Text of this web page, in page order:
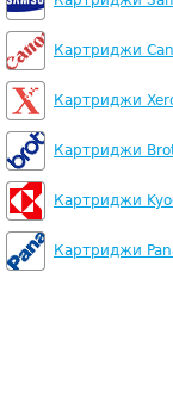
Картриджи
Картриджи
Картриджи
Картриджи
Картриджи